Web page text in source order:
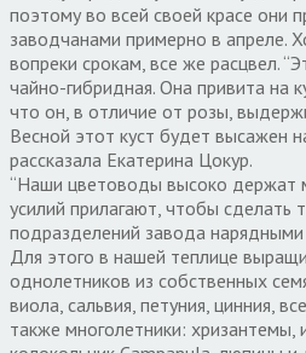
поэтому во всей своей красе они
заводчанами примерно в апреле.
вопреки срокам, все же расцвел.
чайно-гибридная. Она привита на
что он, в отличие от розы,
Весной этот куст будет высажен
рассказала Екатерина Цокур.
“Наши цветоводы высоко держат
усилий прилагают, чтобы сделать
подразделений завода
Для этого в нашей теплице
однолетников из собственных
виола, сальвия, петуния, цинния,
также многолетники: хризантемы,